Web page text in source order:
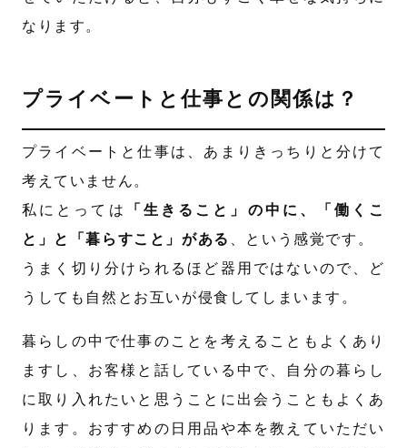
なります。
プライベートと仕事との関係は？
プライベートと仕事は、あまりきっちりと分けて
考えていません。
私にとっては
「生きること」の中に、「働くこ
と」と「暮らすこと」がある
、という感覚です。
うまく切り分けられるほど器用ではないので、ど
うしても自然とお互いが侵食してしまいます。
暮らしの中で仕事のことを考えることもよくあり
ますし、お客様と話している中で、自分の暮らし
に取り入れたいと思うことに出会うこともよくあ
ります。おすすめの日用品や本を教えていただい